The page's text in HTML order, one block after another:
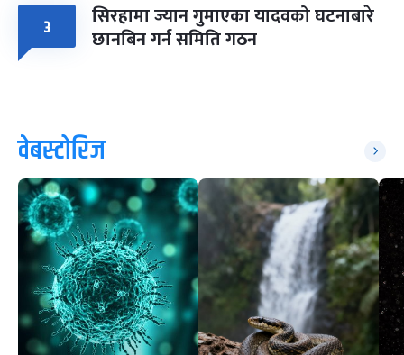
३ सिरहामा ज्यान गुमाएका यादवको घटनाबारे
छानबिन गर्न समिति गठन
वेबस्टोरिज